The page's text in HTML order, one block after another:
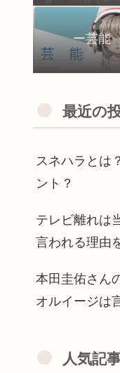
ー芸能
最近の
スネハラとは
ント？
テレビ離れは
言われる理由
本田圭佑さん
オルイージは
人気記